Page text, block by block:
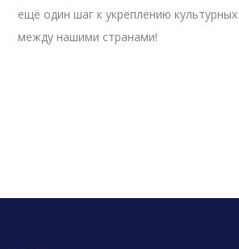
ещё один шаг к укреплению
между нашими странами!